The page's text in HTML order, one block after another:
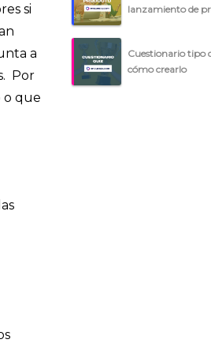
si
a
Por
o que
lanzamiento de
Cuestionario tipo
cómo crearlo